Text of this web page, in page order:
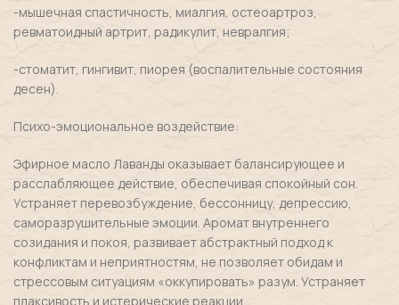
-мышечная спастичность, миалгия, остеоартроз,
ревматоидный артрит, радикулит, невралгия;
-стоматит, гингивит, пиорея (воспалительные состояния
десен).
Психо-эмоциональное воздействие:
Эфирное масло Лаванды оказывает балансирующее и
расслабляющее действие, обеспечивая спокойный сон.
Устраняет перевозбуждение, бессонницу, депрессию,
саморазрушительные эмоции. Аромат внутреннего
созидания и покоя, развивает абстрактный подход к
конфликтам и неприятностям, не позволяет обидам и
стрессовым ситуациям «оккупировать» разум. Устраняет
плаксивость и истерические реакции.